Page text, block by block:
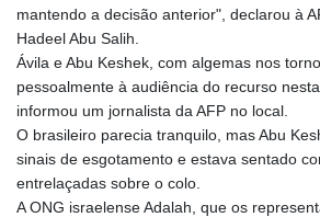
mantendo a decisão anterior", declarou à
Hadeel Abu Salih.
Ávila e Abu Keshek, com algemas nos
pessoalmente à audiência do recurso
informou um jornalista da AFP no local.
O brasileiro parecia tranquilo, mas Abu
sinais de esgotamento e estava sentado
entrelaçadas sobre o colo.
A ONG israelense Adalah, que os